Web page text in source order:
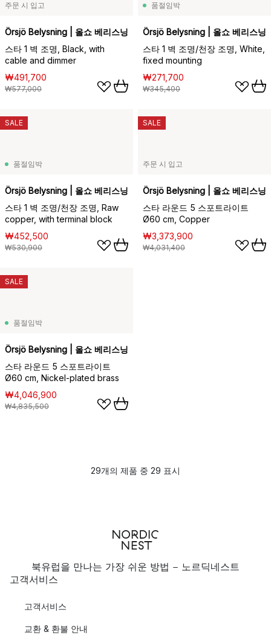
주문 시 입고
Örsjö Belysning | 올쇼 베리스닝
스타 1 벽 조명, Black, with
cable and dimmer
₩491,700
₩577,000
품절임박
Örsjö Belysning | 올쇼 베리스닝
스타 1 벽 조명/천장 조명, White,
fixed mounting
₩271,700
₩345,400
품절임박
Örsjö Belysning | 올쇼 베리스닝
스타 1 벽 조명/천장 조명, Raw
copper, with terminal block
₩452,500
₩530,900
SALE
주문 시 입고
Örsjö Belysning | 올쇼 베리스닝
스타 라운드 5 스포트라이트
Ø60 cm, Copper
₩3,373,900
₩4,031,400
SALE
품절임박
Örsjö Belysning | 올쇼 베리스닝
스타 라운드 5 스포트라이트
Ø60 cm, Nickel-plated brass
₩4,046,900
₩4,835,500
SALE
29개의 제품 중 29 표시
북유럽을 만나는 가장 쉬운 방법 - 노르딕네스트
고객서비스
고객서비스
교환 & 환불 안내